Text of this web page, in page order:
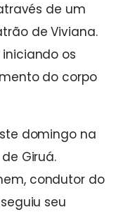
de um
de Viviana.
os
do corpo
domingo na
Giruá.
condutor do
seu